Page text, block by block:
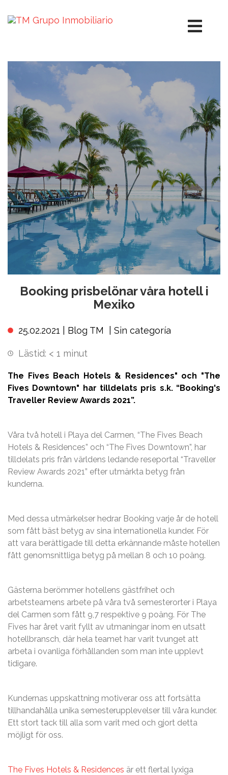
Booking prisbelönar våra hotell i
Mexiko
25.02.2021 | Blog TM Sin categoría
Lästid: < 1 minut
The Fives Beach Hotels & Residences" och "The
Fives Downtown" har tilldelats pris s.k. “Booking's
Traveller Review Awards 2021”.
Våra två hotell i Playa del Carmen, “The Fives Beach
Hotels & Residences” och “The Fives Downtown”, har
tilldelats pris från världens ledande reseportal “Traveller
Review Awards 2021” efter utmärkta betyg från
kunderna.
Med dessa utmärkelser hedrar Booking varje år de hotell
som fått bäst betyg av sina internationella kunder. För
att vara berättigade till detta erkännande måste hotellen
fått genomsnittliga betyg på mellan 8 och 10 poäng.
Gästerna berömmer hotellens gästfrihet och
arbetsteamens arbete på våra två semesterorter i Playa
del Carmen som fått 9,7 respektive 9 poäng. För The
Fives har året varit fyllt av utmaningar inom en utsatt
hotellbransch, där hela teamet har varit tvunget att
arbeta i ovanliga förhållanden som man inte upplevt
tidigare.
Kundernas uppskattning motiverar oss att fortsätta
tillhandahålla unika semesterupplevelser till våra kunder.
Ett stort tack till alla som varit med och gjort detta
möjligt för oss.
The Fives Hotels & Residences är ett flertal lyxiga